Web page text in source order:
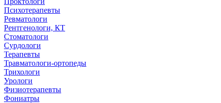
Психотерапевты
Ревматологи
Рентгенологи, КТ
Стоматологи
Сурдологи
Терапевты
Травматологи-ортопеды
Трихологи
Урологи
Физиотерапевты
Фониатры